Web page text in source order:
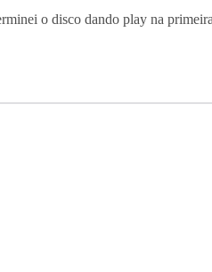
o disco dando play na primeira